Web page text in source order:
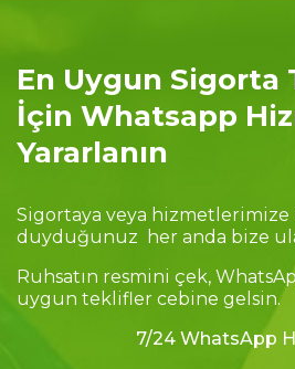
En Uygun
İçin Whatsapp
Yararlanın
Sigortaya veya
duyduğunuz her anda bize
Ruhsatın resmini çek,
uygun teklifler cebine gelsin.
7/24 WhatsApp